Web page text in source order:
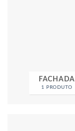
FACHADA
1 PRODUTO